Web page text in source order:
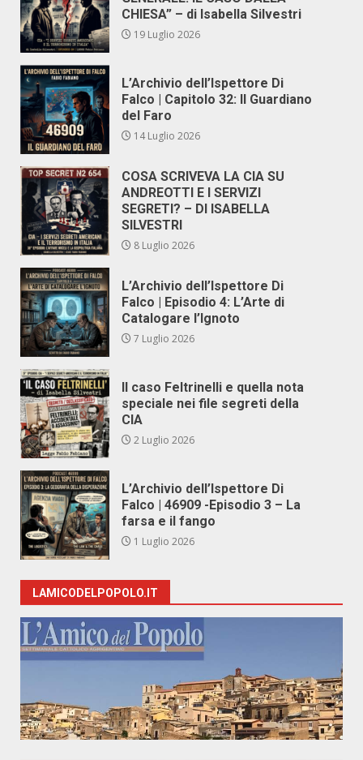
CHIESA” – di Isabella Silvestri
19 Luglio 2026
L’Archivio dell’Ispettore Di
Falco | Capitolo 32: Il Guardiano
del Faro
14 Luglio 2026
COSA SCRIVEVA LA CIA SU
ANDREOTTI E I SERVIZI
SEGRETI? – DI ISABELLA
SILVESTRI
8 Luglio 2026
L’Archivio dell’Ispettore Di
Falco | Episodio 4: L’Arte di
Catalogare l’Ignoto
7 Luglio 2026
Il caso Feltrinelli e quella nota
speciale nei file segreti della
CIA
2 Luglio 2026
L’Archivio dell’Ispettore Di
Falco | 46909 -Episodio 3 – La
farsa e il fango
1 Luglio 2026
LAMICODELPOPOLO.IT